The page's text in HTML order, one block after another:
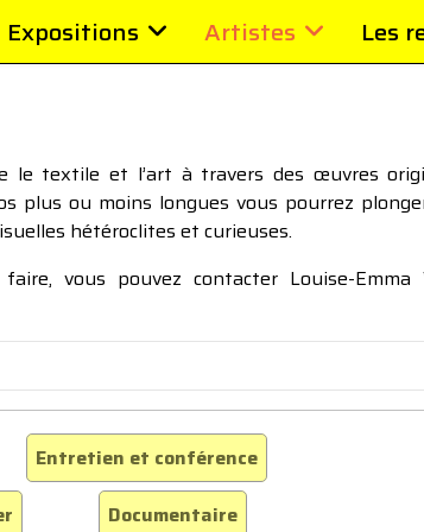
Expositions Artistes Les
le textile et l’art à travers des œuvres
plus ou moins longues vous pourrez
hétéroclites et curieuses.
vous pouvez contacter Louise-Emma
Entretien et conférence
Documentaire